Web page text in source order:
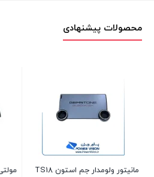
محصولات پیشنهادی
اینچ اندروید خودروی مانیتور فابریک ساندرو اسمارت